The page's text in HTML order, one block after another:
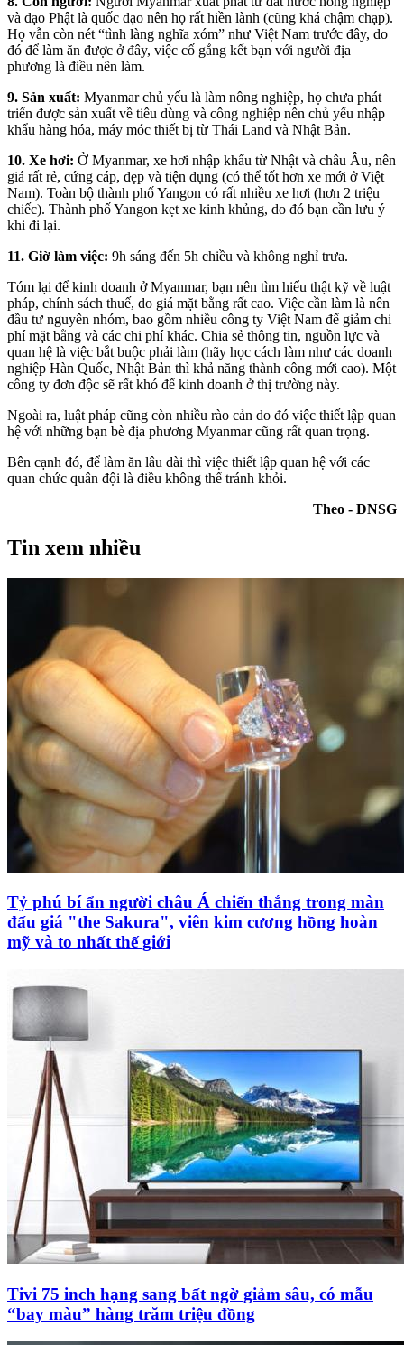
và đạo Phật là quốc đạo nên họ rất hiền lành (cũng khá chậm chạp).
Họ vẫn còn nét “tình làng nghĩa xóm” như Việt Nam trước đây, do
đó để làm ăn được ở đây, việc cố gắng kết bạn với người địa
phương là điều nên làm.
9. Sản xuất: Myanmar chủ yếu là làm nông nghiệp, họ chưa phát
triển được sản xuất về tiêu dùng và công nghiệp nên chủ yếu nhập
khẩu hàng hóa, máy móc thiết bị từ Thái Land và Nhật Bản.
10. Xe hơi: Ở Myanmar, xe hơi nhập khẩu từ Nhật và châu Âu, nên
giá rất rẻ, cứng cáp, đẹp và tiện dụng (có thể tốt hơn xe mới ở Việt
Nam). Toàn bộ thành phố Yangon có rất nhiều xe hơi (hơn 2 triệu
chiếc). Thành phố Yangon kẹt xe kinh khủng, do đó bạn cần lưu ý
khi đi lại.
11. Giờ làm việc: 9h sáng đến 5h chiều và không nghỉ trưa.
Tóm lại để kinh doanh ở Myanmar, bạn nên tìm hiểu thật kỹ về luật
pháp, chính sách thuế, do giá mặt bằng rất cao. Việc cần làm là nên
đầu tư nguyên nhóm, bao gồm nhiều công ty Việt Nam để giảm chi
phí mặt bằng và các chi phí khác. Chia sẻ thông tin, nguồn lực và
quan hệ là việc bắt buộc phải làm (hãy học cách làm như các doanh
nghiệp Hàn Quốc, Nhật Bản thì khả năng thành công mới cao). Một
công ty đơn độc sẽ rất khó để kinh doanh ở thị trường này.
Ngoài ra, luật pháp cũng còn nhiều rào cản do đó việc thiết lập quan
hệ với những bạn bè địa phương Myanmar cũng rất quan trọng.
Bên cạnh đó, để làm ăn lâu dài thì việc thiết lập quan hệ với các
quan chức quân đội là điều không thể tránh khỏi.
Theo - DNSG
Tin xem nhiều
Tỷ phú bí ẩn người châu Á chiến thắng trong màn
đấu giá "the Sakura", viên kim cương hồng hoàn
mỹ và to nhất thế giới
Tivi 75 inch hạng sang bất ngờ giảm sâu, có mẫu
“bay màu” hàng trăm triệu đồng